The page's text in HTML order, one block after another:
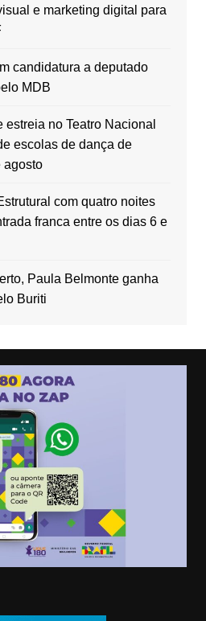
e marketing digital para
candidatura a deputado
MDB
estreia no Teatro Nacional
escolas de dança de
agosto
com quatro noites
franca entre os dias 6 e
Paula Belmonte ganha
Buriti